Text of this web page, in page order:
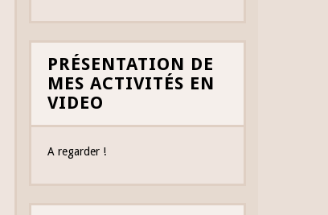
PRÉSENTATION DE
MES ACTIVITÉS EN
VIDEO
A regarder !